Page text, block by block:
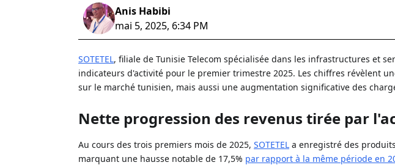
Anis Habibi
mai 5, 2025, 6:34 PM
SOTETEL, filiale de Tunisie Telecom spécialisée dans les infrastructures et
indicateurs d'activité pour le premier trimestre 2025. Les chiffres révèlent
sur le marché tunisien, mais aussi une augmentation significative des
Nette progression des revenus tirée par
Au cours des trois premiers mois de 2025, SOTETEL a enregistré des
marquant une hausse notable de 17,5% par rapport à la même période en